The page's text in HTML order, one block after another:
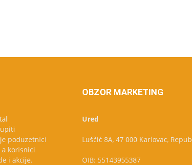
poduzetnici
korisnici
i akcije.
OBZOR MARKETING
Ured
Luščić 8A, 47 000 Karlovac,
OIB: 55143955387